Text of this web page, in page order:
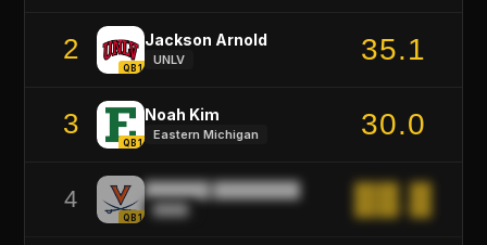
2
QB1
Jackson Arnold
UNLV 35.1
3
QB1
Noah Kim
Eastern Michigan 30.0
4
QB1
██████ ████████
████